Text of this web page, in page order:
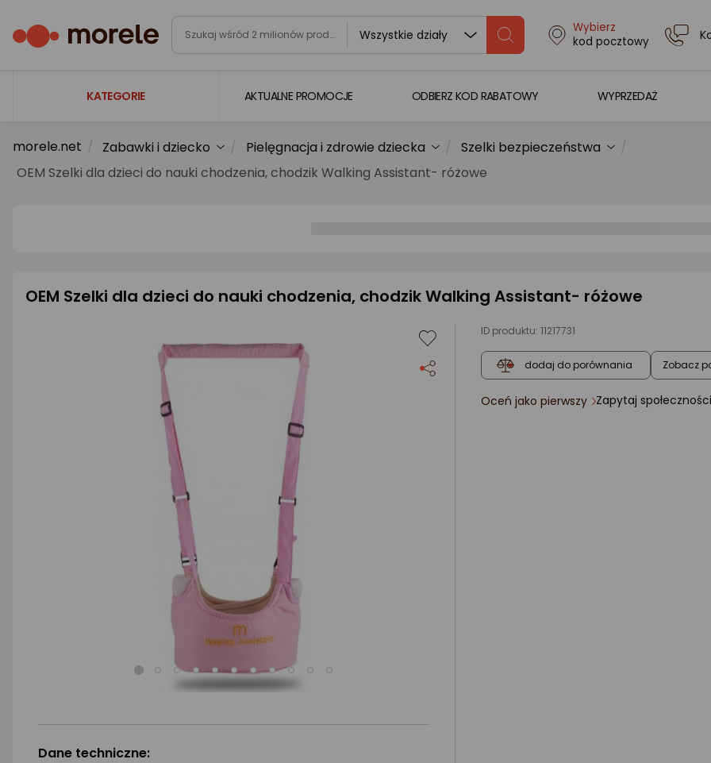
Wszystkie działy
Wybierz
kod pocztowy
KATEGORIE
Laptopy
Komputery
Telewizory i audio
AKTUALNE PROMOCJE ODBIERZ KOD RABATOWY WYPRZEDAŻ
morele.net Zabawki i dziecko Pielęgnacja i zdrowie dziecka
Szelki bezpieczeństwa
OEM Szelki dla dzieci do nauki chodzenia, chodzik Walking Assistant- różowe
OEM Szelki dla dzieci do nauki chodzenia, chodzik Walking Assistant- różowe
ID produktu: 11217731
dodaj do porównania Zobacz
ocena
Oceń jako pierwszy Zapytaj społeczności
Dane techniczne: